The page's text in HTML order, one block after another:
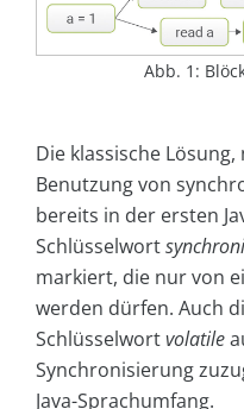
Abb. 1:
Die klassische
Benutzung von
bereits in der ersten
Schlüsselwort
markiert, die nur von
werden dürfen. Auch
Schlüsselwortvolatile
Synchronisierung
Java-Sprachumfang.